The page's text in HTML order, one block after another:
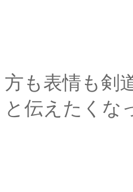
今すぐ君
方も表情も剣
と伝えたくな
りがとう
が―――い